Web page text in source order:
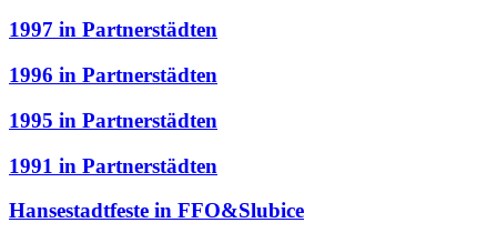
1997 in Partnerstädten
1996 in Partnerstädten
1995 in Partnerstädten
1991 in Partnerstädten
Hansestadtfeste in FFO&Slubice